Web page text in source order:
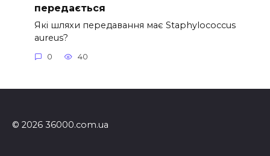
передається
Які шляхи передавання має Staphylococcus
aureus?
0 40
© 2026 36000.com.ua